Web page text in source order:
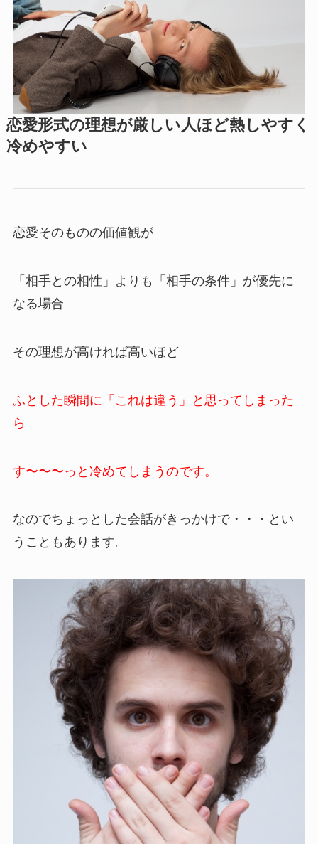
恋愛形式の理想が厳しい人ほど熱しやすく
冷めやすい
恋愛そのものの価値観が
「相手との相性」よりも「相手の条件」が優先に
なる場合
その理想が高ければ高いほど
ふとした瞬間に「これは違う」と思ってしまった
ら
す〜〜〜っと冷めてしまうのです。
なのでちょっとした会話がきっかけで・・・とい
うこともあります。